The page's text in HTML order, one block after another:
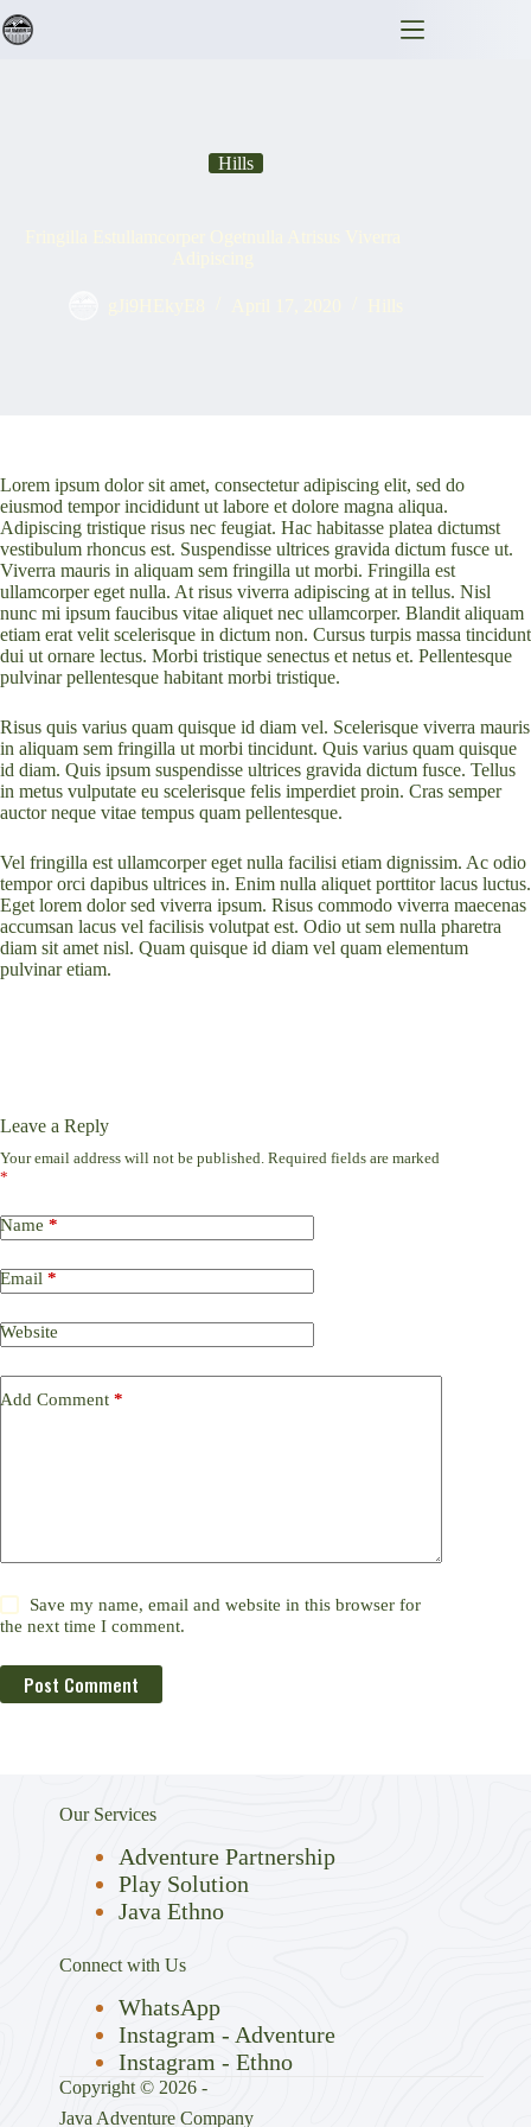
to
content
Hills
Lorem ipsum dolor sit amet, consectetur adipiscing elit, sed do
eiusmod tempor incididunt ut labore et dolore magna aliqua.
Adipiscing tristique risus nec feugiat. Hac habitasse platea dictumst
vestibulum rhoncus est. Suspendisse ultrices gravida dictum fusce ut.
Viverra mauris in aliquam sem fringilla ut morbi. Fringilla est
ullamcorper eget nulla. At risus viverra adipiscing at in tellus. Nisl
nunc mi ipsum faucibus vitae aliquet nec ullamcorper. Blandit aliquam
etiam erat velit scelerisque in dictum non. Cursus turpis massa tincidunt
dui ut ornare lectus. Morbi tristique senectus et netus et. Pellentesque
pulvinar pellentesque habitant morbi tristique.
Risus quis varius quam quisque id diam vel. Scelerisque viverra mauris
in aliquam sem fringilla ut morbi tincidunt. Quis varius quam quisque
id diam. Quis ipsum suspendisse ultrices gravida dictum fusce. Tellus
in metus vulputate eu scelerisque felis imperdiet proin. Cras semper
auctor neque vitae tempus quam pellentesque.
Vel fringilla est ullamcorper eget nulla facilisi etiam dignissim. Ac odio
tempor orci dapibus ultrices in. Enim nulla aliquet porttitor lacus luctus.
Eget lorem dolor sed viverra ipsum. Risus commodo viverra maecenas
accumsan lacus vel facilisis volutpat est. Odio ut sem nulla pharetra
diam sit amet nisl. Quam quisque id diam vel quam elementum
pulvinar etiam.
Leave a Reply
Your email address will not be published. Required fields are marked
*
Name *
Email *
Website
Add Comment *
Save my name, email and website in this browser for
the next time I comment.
Post Comment
Our Services
Adventure Partnership
Play Solution
Java Ethno
Connect with Us
WhatsApp
Instagram - Adventure
Instagram - Ethno
Copyright © 2026 -
Java Adventure Company